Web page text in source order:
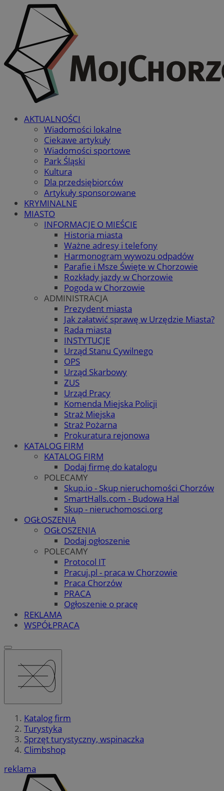
AKTUALNOŚCI
Wiadomości lokalne
Ciekawe artykuły
Wiadomości sportowe
Park Śląski
Kultura
Dla przedsiębiorców
Artykuły sponsorowane
KRYMINALNE
MIASTO
INFORMACJE O MIEŚCIE
Historia miasta
Ważne adresy i telefony
Harmonogram wywozu odpadów
Parafie i Msze Święte w Chorzowie
Rozkłady jazdy w Chorzowie
Pogoda w Chorzowie
ADMINISTRACJA
Prezydent miasta
Jak załatwić sprawę w Urzędzie Miasta?
Rada miasta
INSTYTUCJE
Urząd Stanu Cywilnego
OPS
Urząd Skarbowy
ZUS
Urząd Pracy
Komenda Miejska Policji
Straż Miejska
Straż Pożarna
Prokuratura rejonowa
KATALOG FIRM
KATALOG FIRM
Dodaj firmę do katalogu
POLECAMY
Skup.io - Skup nieruchomości Chorzów
SmartHalls.com - Budowa Hal
Skup - nieruchomosci.org
OGŁOSZENIA
OGŁOSZENIA
Dodaj ogłoszenie
POLECAMY
Protocol IT
Pracuj.pl - praca w Chorzowie
Praca Chorzów
PRACA
Ogłoszenie o pracę
REKLAMA
WSPÓŁPRACA
Katalog firm
Turystyka
Sprzęt turystyczny, wspinaczka
Climbshop
reklama